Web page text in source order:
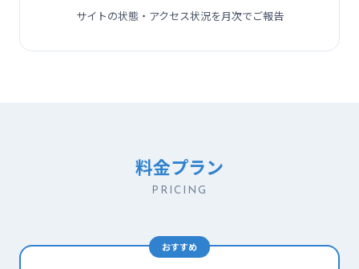
サイトの状態・アクセス状況を月次でご報告
料金プラン
PRICING
おすすめ